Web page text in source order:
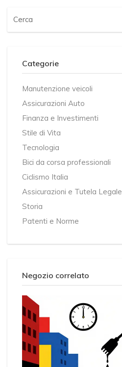
Categorie
Manutenzione veicoli
Assicurazioni Auto
Finanza e Investimenti
Stile di Vita
Tecnologia
Bici da corsa professionali
Ciclismo Italia
Assicurazioni e Tutela Legale
Storia
Patenti e Norme
Negozio correlato